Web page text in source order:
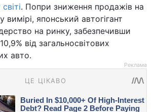
. Попри зниження продажів на
вимірі, японський автогігант
на ринку, забезпечивши
від загальносвітових
авто.
Реклама